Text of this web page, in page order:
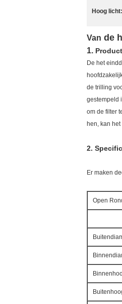
Hoog licht:
Van de
1.
De het
de trilling
gestempeld
om de filter
hen, kan
2.
Er maken
Open